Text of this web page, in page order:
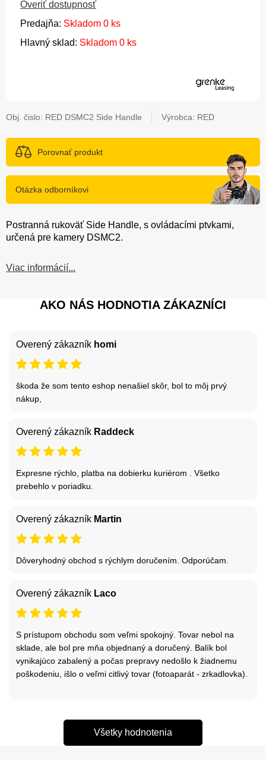
Overiť dostupnosť
Predajňa: Skladom 0 ks
Hlavný sklad: Skladom 0 ks
Obj. čislo: RED DSMC2 Side Handle Výrobca: RED
Porovnať produkt
Otázka odborníkovi
Postranná rukoväť Side Handle, s ovládacími ptvkami,
určená pre kamery DSMC2.
Viac informácií...
AKO NÁS HODNOTIA ZÁKAZNÍCI
Overený zákazník homi
škoda že som tento eshop nenašiel skôr, bol to môj prvý
nákup,
Overený zákazník Raddeck
Expresne rýchlo, platba na dobierku kuriérom . Všetko
prebehlo v poriadku.
Overený zákazník Martin
Dôveryhodný obchod s rýchlym doručením. Odporúčam.
Overený zákazník Laco
S prístupom obchodu som veľmi spokojný. Tovar nebol na
sklade, ale bol pre mňa objednaný a doručený. Balík bol
vynikajúco zabalený a počas prepravy nedošlo k žiadnemu
poškodeniu, išlo o veľmi citlivý tovar (fotoaparát - zrkadlovka).
Všetky hodnotenia